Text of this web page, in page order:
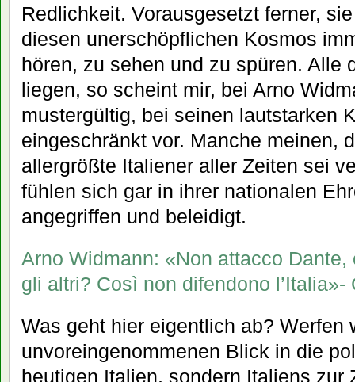
Redlichkeit. Vorausgesetzt ferner,
diesen unerschöpflichen Kosmos
hören, zu sehen und zu spüren. Alle
liegen, so scheint mir, bei Arno
mustergültig, bei seinen lautstarken
eingeschränkt vor. Manche meinen,
allergrößte Italiener aller Zeiten sei
fühlen sich gar in ihrer nationalen
angegriffen und beleidigt.
Arno Widmann: «Non attacco
gli altri? Così non difendono l’Italia»-
Was geht hier eigentlich ab? Werfen
unvoreingenommenen Blick in die
heutigen Italien, sondern Italiens zur